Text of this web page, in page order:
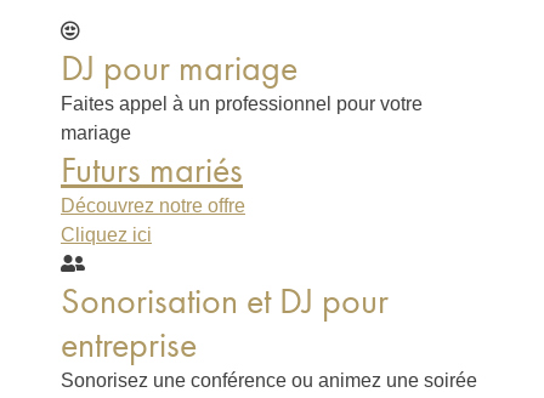
DJ pour mariage
Faites appel à un professionnel pour votre
mariage
Futurs mariés
Découvrez notre offre
Cliquez ici
Sonorisation et DJ pour
entreprise
Sonorisez une conférence ou animez une soirée